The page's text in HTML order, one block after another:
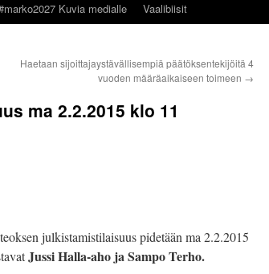
Kuvia medialle Vaalibiisit
Haetaan sijoittajaystävällisempiä päätöksentekijöitä 4
vuoden määräaikaiseen toimeen →
ma 2.2.2015 klo 11
julkistamistilaisuus pidetään ma 2.2.2015
Jussi Halla-aho ja Sampo Terho.
jäsenenenämme toimii
Marko Ekqvist – Talk